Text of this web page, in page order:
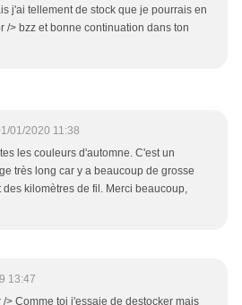
j'ai tellement de stock que je pourrais en
/> bzz et bonne continuation dans ton
01/2020 11:38
les couleurs d'automne. C'est un
très long car y a beaucoup de grosse
des kilomètres de fil. Merci beaucoup,
13:47
> Comme toi j'essaie de destocker mais